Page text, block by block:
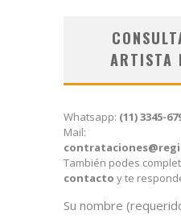
ARTISTA
Whatsapp: (11) 3345-
Mail:
También podes
contacto y te
Su nombre